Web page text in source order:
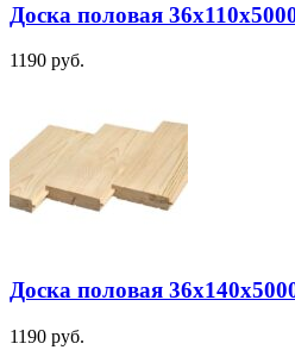
Доска половая
1190 руб.
Доска половая
1190 руб.